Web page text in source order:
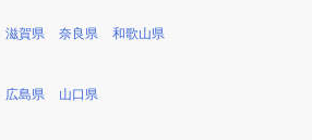
滋賀県 奈良県 和歌山県
広島県 山口県